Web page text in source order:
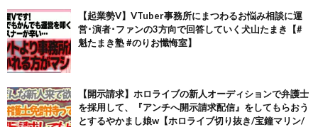
【起業勢V】VTuber事務所にまつわるお悩み相談に運
営･演者･ファンの3方向で回答していく犬山たまき【#
魁たまき塾 #のりお懺悔室】
【開示請求】ホロライブの新人オーディションで弁護士
を採用して、『アンチへ開示請求配信』をしてもらおう
とするやかまし娘w【ホロライブ切り抜き/宝鐘マリン/